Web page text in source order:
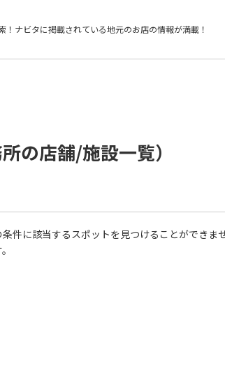
！ ナビタに掲載されている地元のお店の情報が満載！
の店舗/施設一覧）
件に該当するスポットを見つけることができま